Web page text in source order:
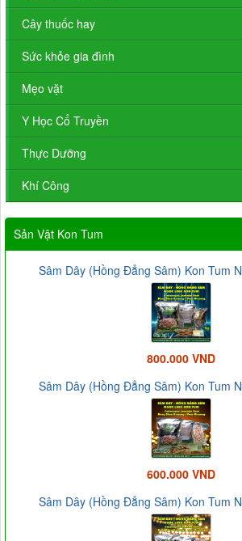
Cây thuốc hay
Sức khỏe gia đình
Mẹo vặt
Y Học Cổ Truyền
Thực Dưỡng
Khí Công
Sản Vật Kon Tum
Sâm Dây (Hồng Đẳng Sâm) Kon Tum
800.000 VND
Sâm Dây (Hồng Đẳng Sâm) Kon Tum
600.000 VND
Sâm Dây (Hồng Đẳng Sâm) Kon Tum